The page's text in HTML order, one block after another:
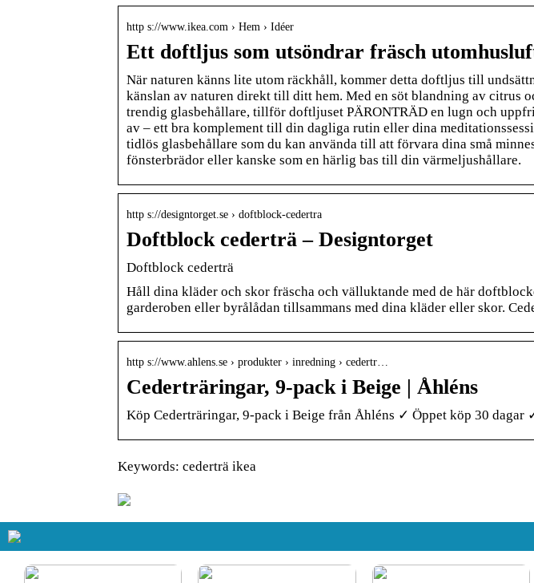
http s://www.ikea.com › Hem › Idéer
Ett doftljus som utsöndrar fräsch
När naturen känns lite utom räckhåll, kommer detta doftljus till
känslan av naturen direkt till ditt hem. Med en söt blandning av citrus
trendig glasbehållare, tillför doftljuset PÄRONTRÄD en lugn och
av – ett bra komplement till din dagliga rutin eller dina
tidlös glasbehållare som du kan använda till att förvara dina små
fönsterbrädor eller kanske som en härlig bas till din värmeljushållare.
http s://designtorget.se › doftblock-cedertra
Doftblock cederträ – Designtorget
Doftblock cederträ
Håll dina kläder och skor fräscha och välluktande med de här
garderoben eller byrålådan tillsammans med dina kläder eller skor.
http s://www.ahlens.se › produkter › inredning › cedertr…
Cederträringar, 9-pack i Beige | Åhléns
Köp Cederträringar, 9-pack i Beige från Åhléns ✓ Öppet köp 30
Keywords: cederträ ikea
Så får du in färg